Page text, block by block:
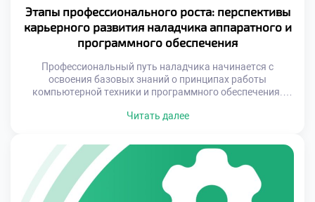
Этапы профессионального роста: перспективы
карьерного развития наладчика аппаратного и
программного обеспечения
Профессиональный путь наладчика начинается с
освоения базовых знаний о принципах работы
компьютерной техники и программного обеспечения.
технологии развиваются стремительно, и успешный
компетенции, адаптируясь к изменениям. От начального
уровня до высоких позиций в IT-сфере — каждый этап
карьеры требует определенных усилий, знаний и
стратегического планирования. […]
Читать далее